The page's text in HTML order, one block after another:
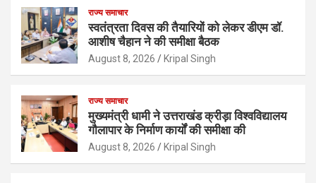
राज्य समाचार
स्वतंत्रता दिवस की तैयारियों को लेकर डीएम डॉ.
आशीष चैहान ने की समीक्षा बैठक
August 8, 2026 Kripal Singh
राज्य समाचार
मुख्यमंत्री धामी ने उत्तराखंड क्रीड़ा विश्वविद्यालय
गौलापार के निर्माण कार्यों की समीक्षा की
August 8, 2026 Kripal Singh